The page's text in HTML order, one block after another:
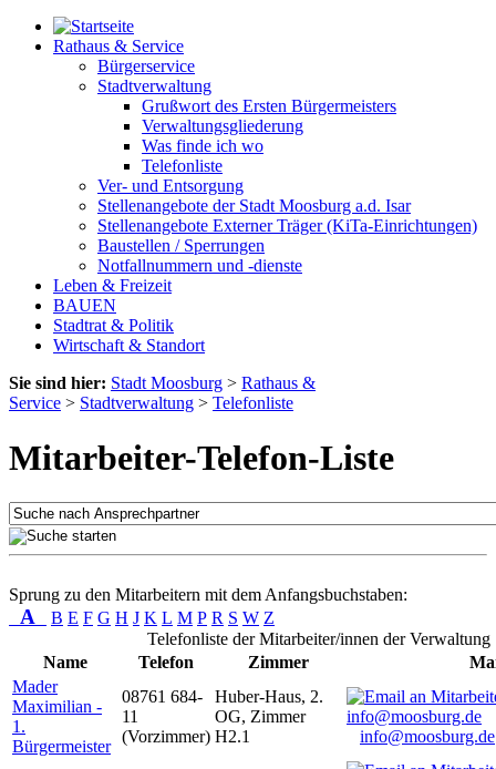
Rathaus & Service
Bürgerservice
Stadtverwaltung
Grußwort des Ersten Bürgermeisters
Verwaltungsgliederung
Was finde ich wo
Telefonliste
Ver- und Entsorgung
Stellenangebote der Stadt Moosburg a.d. Isar
Stellenangebote Externer Träger (KiTa-Einrichtungen)
Baustellen / Sperrungen
Notfallnummern und -dienste
Leben & Freizeit
BAUEN
Stadtrat & Politik
Wirtschaft & Standort
Sie sind hier: Stadt Moosburg > Rathaus &
Service > Stadtverwaltung > Telefonliste
Mitarbeiter-Telefon-Liste
Sprung zu den Mitarbeitern mit dem Anfangsbuchstaben:
A B E F G H J K L M P R S W Z
Telefonliste der Mitarbeiter/innen der Verwaltung
Name
Telefon Zimmer
Mader
Maximilian -
1.
Bürgermeister
08761 684-
11
(Vorzimmer)
Huber-Haus, 2.
OG, Zimmer
H2.1
info@moosburg.de